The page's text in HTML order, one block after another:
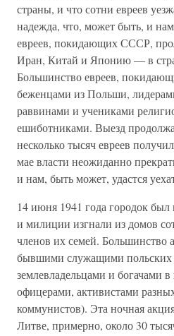
страны, и что сотни евреев
надежда, что, может быть, и нам
евреев, покидающих СССР,
Иран, Китай и Японию — в
Большинство евреев,
беженцами из Польши,
раввинами и учениками
ешиботниками. Выезд
несколько тысяч евреев
мае власти неожиданно
и нам, быть может, удастся
14 июня 1941 года городок
и милиции изгнали из домов
членов их семей. Большинство
бывшими служащими польских
землевладельцами и богачами
офицерами, активистами
коммунистов). Эта ночная
Литве, примерно, около 30